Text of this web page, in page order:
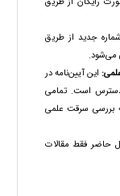
جدید از طریق
می‌شود.
این آیین‌نامه در
دسترس است. تمامی
بررسی سرقت علمی
حاضر فقط مقالات